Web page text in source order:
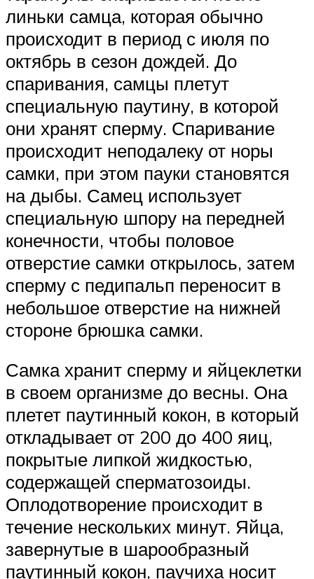
линьки самца, которая обычно
происходит в период с июля по
октябрь в сезон дождей. До
спаривания, самцы плетут
специальную паутину, в которой
они хранят сперму. Спаривание
происходит неподалеку от норы
самки, при этом пауки становятся
на дыбы. Самец использует
специальную шпору на передней
конечности, чтобы половое
отверстие самки открылось, затем
сперму с педипальп переносит в
небольшое отверстие на нижней
стороне брюшка самки.
Самка хранит сперму и яйцеклетки
в своем организме до весны. Она
плетет паутинный кокон, в который
откладывает от 200 до 400 яиц,
покрытые липкой жидкостью,
содержащей сперматозоиды.
Оплодотворение происходит в
течение нескольких минут. Яйца,
завернутые в шарообразный
паутинный кокон, паучиха носит